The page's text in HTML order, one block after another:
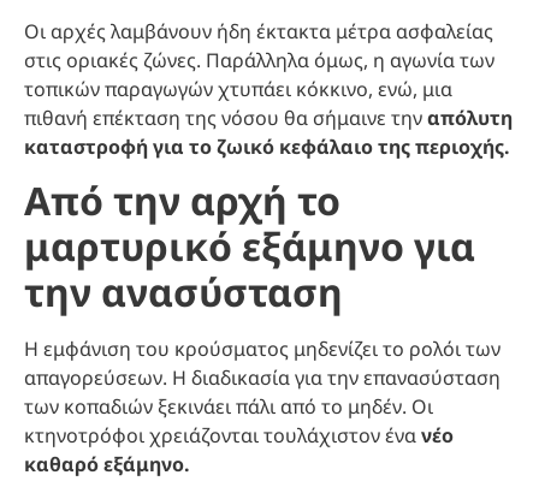
Οι αρχές λαμβάνουν ήδη έκτακτα μέτρα ασφαλείας
στις οριακές ζώνες. Παράλληλα όμως, η αγωνία των
τοπικών παραγωγών χτυπάει κόκκινο, ενώ, μια
πιθανή επέκταση της νόσου θα σήμαινε τηναπόλυτη
καταστροφή για το ζωικό κεφάλαιο της περιοχής.
Από την αρχή το
μαρτυρικό εξάμηνο για
την ανασύσταση
Η εμφάνιση του κρούσματος μηδενίζει το ρολόι των
απαγορεύσεων. Η διαδικασία για την επανασύσταση
των κοπαδιών ξεκινάει πάλι από το μηδέν. Οι
κτηνοτρόφοι χρειάζονται τουλάχιστον ένανέο
καθαρό εξάμηνο.